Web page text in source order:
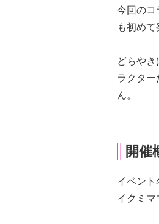
今回のコ
も初めて
どらや
ラクター
ん。
開催
イベント
イクミマ